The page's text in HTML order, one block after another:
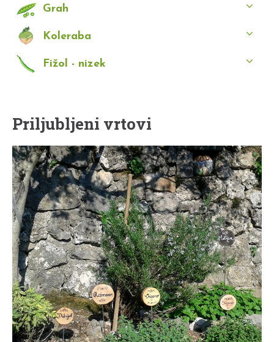
Grah
Koleraba
Fižol - nizek
Priljubljeni vrtovi